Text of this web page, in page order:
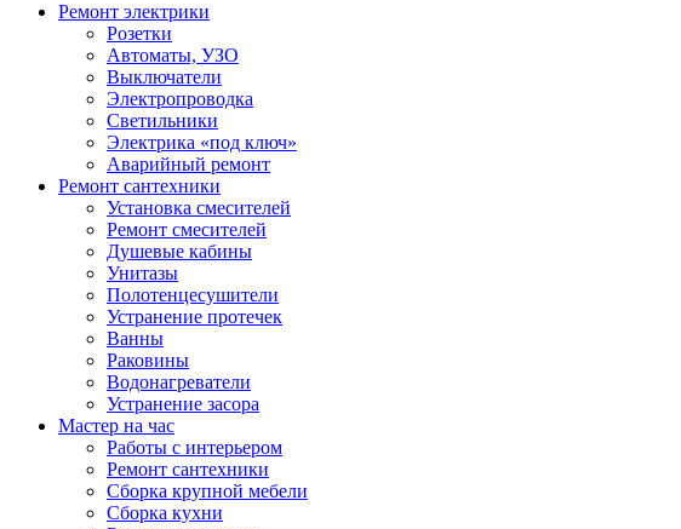
Ремонт электрики
Розетки
Автоматы, УЗО
Выключатели
Электропроводка
Светильники
Электрика «под ключ»
Аварийный ремонт
Ремонт сантехники
Установка смесителей
Ремонт смесителей
Душевые кабины
Унитазы
Полотенцесушители
Устранение протечек
Ванны
Раковины
Водонагреватели
Устранение засора
Мастер на час
Работы с интерьером
Ремонт сантехники
Сборка крупной мебели
Сборка кухни